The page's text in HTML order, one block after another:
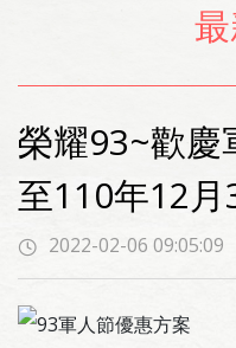
榮耀93~歡慶
至110年12月
2022-02-06 09:05:09